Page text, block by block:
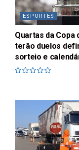
ESPORTES
Quartas da Copa
terão duelos
sorteio e